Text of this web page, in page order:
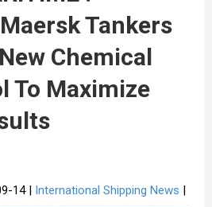
Tankers
Chemical
To Maximize
14 | International Shipping News |